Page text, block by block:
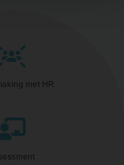
met HR